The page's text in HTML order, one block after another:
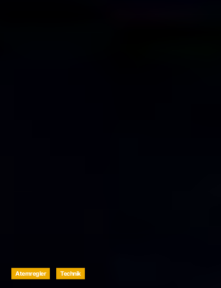
Atemregler Technik